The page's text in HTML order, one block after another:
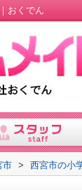
おくでん
市 > 西宮市の小